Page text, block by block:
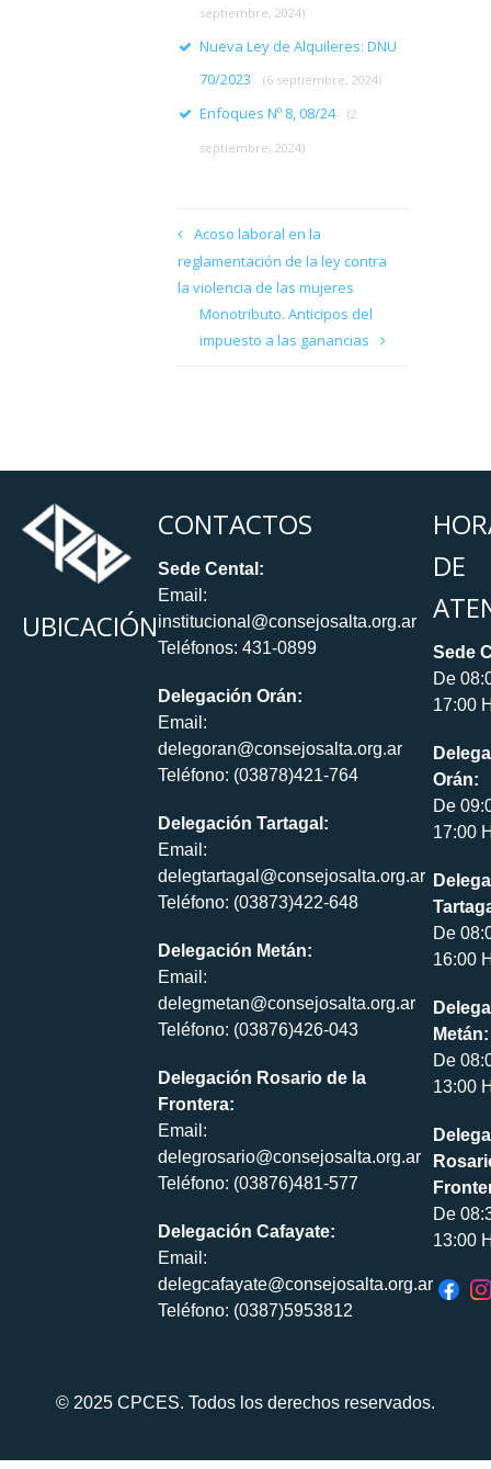
septiembre, 2024)
Nueva Ley de Alquileres: DNU
70/2023
(6 septiembre, 2024)
Enfoques Nº 8, 08/24 (2
septiembre, 2024)
Acoso laboral en la
reglamentación de la ley contra
la violencia de las mujeres
Monotributo. Anticipos del
impuesto a las ganancias
UBICACIÓN
CONTACTOS
Sede Cental:
Email:
institucional@consejosalta.org.ar
Teléfonos: 431-0899
Delegación Orán:
Email:
delegoran@consejosalta.org.ar
Teléfono: (03878)421-764
Delegación Tartagal:
Email:
delegtartagal@consejosalta.org.ar
Teléfono: (03873)422-648
Delegación Metán:
Email:
delegmetan@consejosalta.org.ar
Teléfono: (03876)426-043
Delegación Rosario de la
Frontera:
Email:
delegrosario@consejosalta.org.ar
Teléfono: (03876)481-577
Delegación Cafayate:
Email:
delegcafayate@consejosalta.org.ar
Teléfono: (0387)5953812
DE
Sede
De
17:00
Orán:
De
17:00
De
16:00
Metán:
De
13:00
De
13:00
© 2025 CPCES. Todos los derechos reservados.